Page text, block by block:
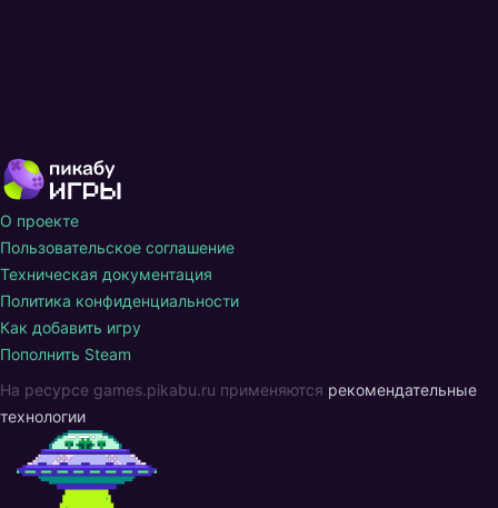
О проекте
Пользовательское соглашение
Техническая документация
Политика конфиденциальности
Как добавить игру
Пополнить Steam
На ресурсе games.pikabu.ru применяются рекомендательные
технологии